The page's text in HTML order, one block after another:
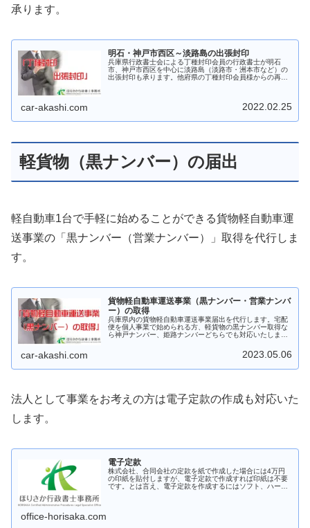
承ります。
明石・神戸市西区～淡路島の出張封印
兵庫県行政書士会による丁種封印会員の行政書士が明石
市、神戸市西区を中心に淡路島（淡路市・洲本市など）の
出張封印も承ります。他府県の丁種封印会員様からの再々
car-akashi.com 2022.02.25
軽貨物（黒ナンバー）の届出
軽自動車1台で手軽に始めることができる貨物軽自動車運
送事業の「黒ナンバー（営業ナンバー）」取得を代行しま
す。
貨物軽自動車運送事業（黒ナンバー・営業ナンバ
ー）の取得
兵庫県内の貨物軽自動車運送事業届出を代行します。宅配
便を個人事業で始められる方、軽貨物の黒ナンバー取得な
ら神戸ナンバー、姫路ナンバーどちらでも対応いたしま
car-akashi.com 2023.05.06
法人として事業をお考えの方は電子定款の作成も対応いた
します。
電子定款
株式会社、合同会社の定款を紙で作成した場合には4万円
の印紙を貼付しますが、電子定款で作成すれば印紙は不要
です。とは言え、電子定款を作成するにはソフト、ハード
office-horisaka.com